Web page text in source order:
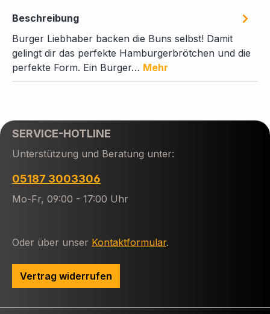
Beschreibung
Burger Liebhaber backen die Buns selbst! Damit
gelingt dir das perfekte Hamburgerbrötchen und die
perfekte Form. Ein Burger… Mehr
SERVICE-HOTLINE
Unterstützung und Beratung unter:
05187 3003306
Mo-Fr, 09:00 - 17:00 Uhr
Oder über unser Kontaktformular.
Vertrag widerrufen